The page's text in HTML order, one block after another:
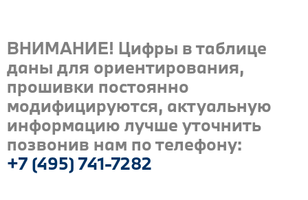
ВНИМАНИЕ! Цифры в таблице
даны для ориентирования,
прошивки постоянно
модифицируются, актуальную
информацию лучше уточнить
позвонив нам по телефону:
+7 (495) 741-7282